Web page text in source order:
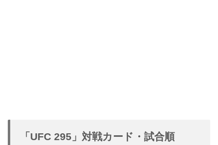
「UFC 295」対戦カード・試合順